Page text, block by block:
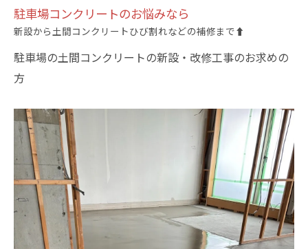
駐車場コンクリートのお悩みなら
新設から土間コンクリートひび割れなどの補修まで⬆️
駐車場の土間コンクリートの新設・改修工事のお求めの
方